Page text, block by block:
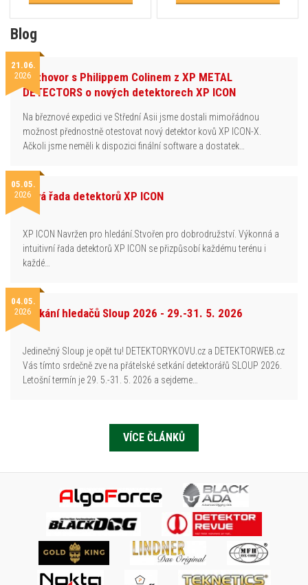
Blog
21.06.
2026Rozhovor s Philippem Colinem z XP METAL
DETECTORS o nových detektorech XP ICON
Na březnové expedici ve Střední Asii jsme dostali mimořádnou
možnost přednostně otestovat nový detektor kovů XP ICON-X.
Ačkoli jsme neměli k dispozici finální software a dostatek…
05.05.
2026Nová řada detektorů XP ICON
XP ICON Navržen pro hledání.Stvořen pro dobrodružství. Výkonná a
intuitivní řada detektorů XP ICON se přizpůsobí každému terénu i
každé…
04.05.
2026Setkání hledačů Sloup 2026 - 29.-31. 5. 2026
Jedinečný Sloup je opět tu! DETEKTORYKOVU.cz a DETEKTORWEB.cz
Vás tímto srdečně zve na přátelské setkání detektorářů SLOUP 2026.
Letošní termín je 29. 5.-31. 5. 2026 a sejdeme…
VÍCE ČLÁNKŮ